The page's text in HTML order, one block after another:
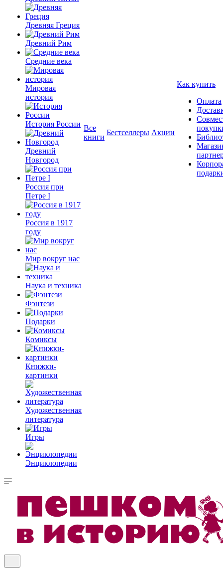
Древняя Греция
Древний Рим
Средние века
Мировая
история
История России
Древний
Новгород
Россия при
Петре I
Россия в 1917
году
Мир вокруг нас
Наука и техника
Фэнтези
Подарки
Комиксы
Книжки-
картинки
Художественная
литература
Игры
Энциклопедии
Все
книги
Бестселлеры Акции
Как купить
Оплата